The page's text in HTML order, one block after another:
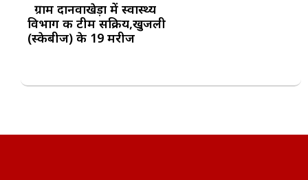
ग्राम दानवाखेड़ा में स्वास्थ्य
विभाग की टीम सक्रिय,खुजली
(स्केबीज) के 19 मरीज